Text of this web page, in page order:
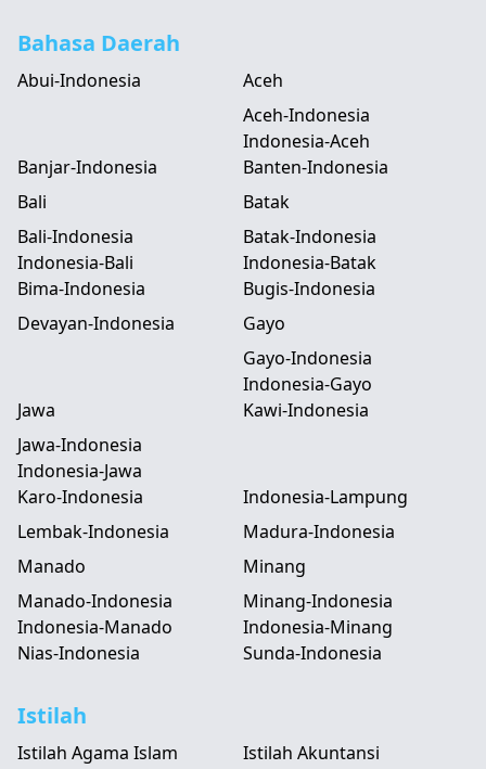
Bahasa Daerah
Abui-Indonesia
Aceh
Aceh-Indonesia
Indonesia-Aceh
Banjar-Indonesia
Banten-Indonesia
Bali
Bali-Indonesia
Indonesia-Bali
Batak
Batak-Indonesia
Indonesia-Batak
Bima-Indonesia
Bugis-Indonesia
Devayan-Indonesia
Gayo
Gayo-Indonesia
Indonesia-Gayo
Jawa
Jawa-Indonesia
Indonesia-Jawa
Kawi-Indonesia
Karo-Indonesia
Indonesia-Lampung
Lembak-Indonesia
Madura-Indonesia
Manado
Manado-Indonesia
Indonesia-Manado
Minang
Minang-Indonesia
Indonesia-Minang
Nias-Indonesia
Sunda-Indonesia
Istilah
Istilah Agama Islam
Istilah Akuntansi